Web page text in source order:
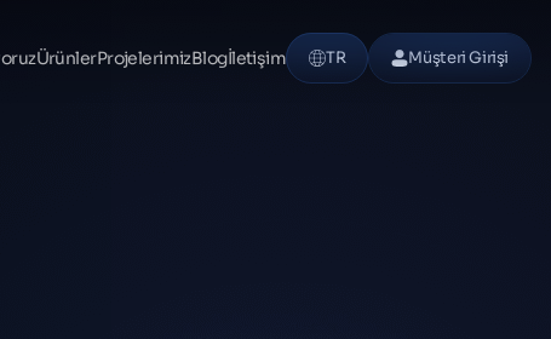
ÜrünlerProjelerimizBlogİletişim TR Müşteri Girişi